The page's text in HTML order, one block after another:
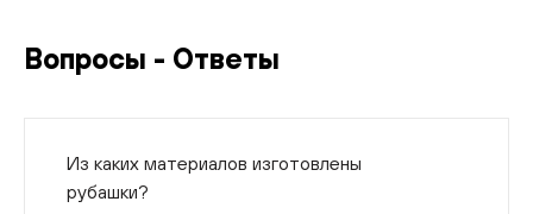
Вопросы - Ответы
Из каких материалов изготовлены
рубашки?